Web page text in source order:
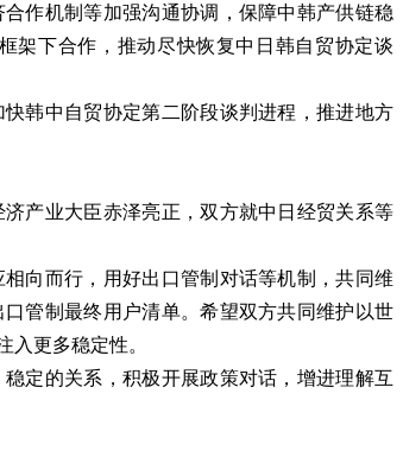
作机制等加强沟通协调，保障中韩产供链稳
架下合作，推动尽快恢复中日韩自贸协定谈
韩中自贸协定第二阶段谈判进程，推进地方
产业大臣赤泽亮正，双方就中日经贸关系等
向而行，用好出口管制对话等机制，共同维
管制最终用户清单。希望双方共同维护以世
入更多稳定性。
定的关系，积极开展政策对话，增进理解互